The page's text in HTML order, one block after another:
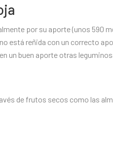
por su aporte (unos 590
está reñida con un correcto
un buen aporte otras
de frutos secos como las